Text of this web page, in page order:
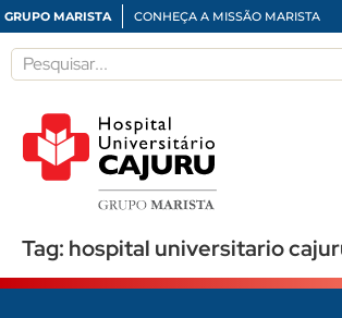
GRUPO MARISTA CONHEÇA A MISSÃO MARISTA
Tag: hospital universitario